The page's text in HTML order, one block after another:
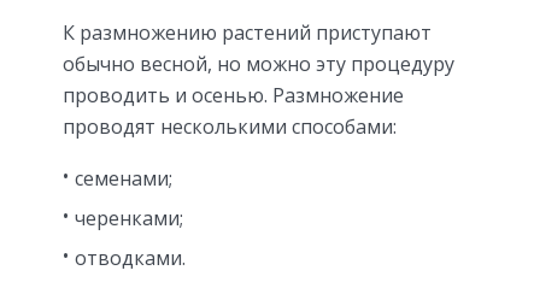
К размножению растений приступают
обычно весной, но можно эту процедуру
проводить и осенью. Размножение
проводят несколькими способами:
семенами;
черенками;
отводками.